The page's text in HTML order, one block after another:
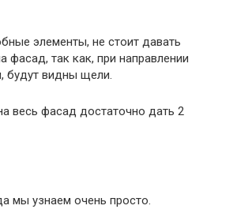
элементы, не стоит давать
фасад, так как, при направлении
будут видны щели.
весь фасад достаточно дать 2
мы узнаем очень просто.